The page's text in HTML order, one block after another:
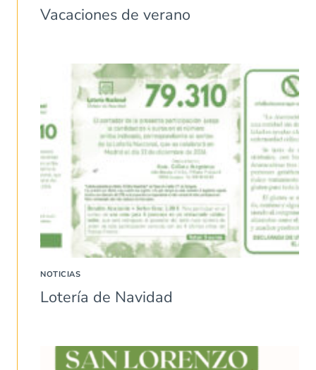
Vacaciones de verano
NOTICIAS
Lotería de Navidad